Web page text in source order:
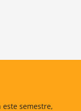
semestre,